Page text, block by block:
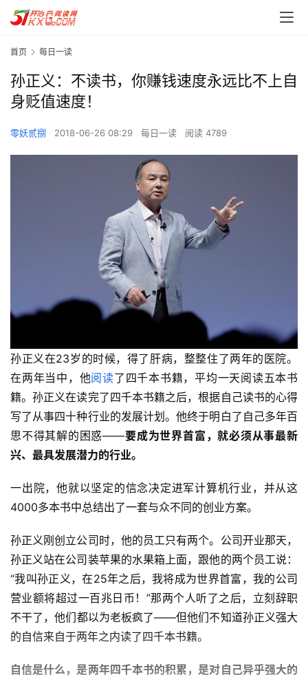
首页 每日一读
孙正义：不读书，你赚钱速度永远比不上自
身贬值速度！
零妖贰捌 2018-06-26 08:29 每日一读 阅读 4789
孙正义在23岁的时候，得了肝病，整整住了两年的医院。
在两年当中，他阅读了四千本书籍，平均一天阅读五本书
籍。孙正义在读完了四千本书籍之后，根据自己读书的心得
写了从事四十种行业的发展计划。他终于明白了自己多年百
思不得其解的困惑——要成为世界首富，就必须从事最新
兴、最具发展潜力的行业。
一出院，他就以坚定的信念决定进军计算机行业，并从这
4000多本书中总结出了一套与众不同的创业方案。
孙正义刚创立公司时，他的员工只有两个。公司开业那天，
孙正义站在公司装苹果的水果箱上面，跟他的两个员工说：
“我叫孙正义，在25年之后，我将成为世界首富，我的公司
营业额将超过一百兆日币！”那两个人听了之后，立刻辞职
不干了，他们都以为老板疯了——但他们不知道孙正义强大
的自信来自于两年之内读了四千本书籍。
自信是什么，是两年四千本书的积累，是对自己异乎强大的